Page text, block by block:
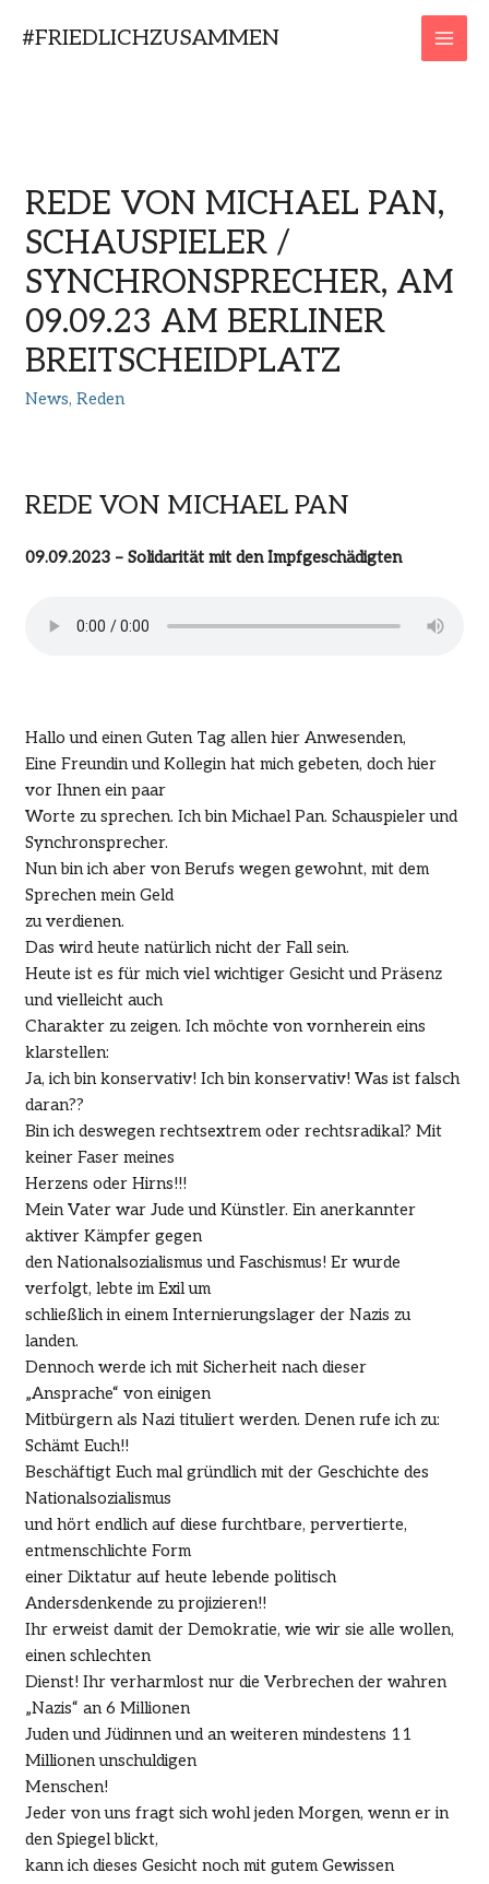
Inhalt#FRIEDLICHZUSAMMEN
REDE VON MICHAEL PAN,
SCHAUSPIELER /
SYNCHRONSPRECHER, AM
09.09.23 AM BERLINER
BREITSCHEIDPLATZ
News,Reden
REDE VON MICHAEL PAN
09.09.2023 – Solidarität mit den Impfgeschädigten
Hallo und einen Guten Tag allen hier Anwesenden,
Eine Freundin und Kollegin hat mich gebeten, doch hier
vor Ihnen ein paar
Worte zu sprechen. Ich bin Michael Pan. Schauspieler und
Synchronsprecher.
Nun bin ich aber von Berufs wegen gewohnt, mit dem
Sprechen mein Geld
zu verdienen.
Das wird heute natürlich nicht der Fall sein.
Heute ist es für mich viel wichtiger Gesicht und Präsenz
und vielleicht auch
Charakter zu zeigen. Ich möchte von vornherein eins
klarstellen:
Ja, ich bin konservativ! Ich bin konservativ! Was ist falsch
daran??
Bin ich deswegen rechtsextrem oder rechtsradikal? Mit
keiner Faser meines
Herzens oder Hirns!!!
Mein Vater war Jude und Künstler. Ein anerkannter
aktiver Kämpfer gegen
den Nationalsozialismus und Faschismus! Er wurde
verfolgt, lebte im Exil um
schließlich in einem Internierungslager der Nazis zu
landen.
Dennoch werde ich mit Sicherheit nach dieser
„Ansprache“ von einigen
Mitbürgern als Nazi tituliert werden. Denen rufe ich zu:
Schämt Euch!!
Beschäftigt Euch mal gründlich mit der Geschichte des
Nationalsozialismus
und hört endlich auf diese furchtbare, pervertierte,
entmenschlichte Form
einer Diktatur auf heute lebende politisch
Andersdenkende zu projizieren!!
Ihr erweist damit der Demokratie, wie wir sie alle wollen,
einen schlechten
Dienst! Ihr verharmlost nur die Verbrechen der wahren
„Nazis“ an 6 Millionen
Juden und Jüdinnen und an weiteren mindestens 11
Millionen unschuldigen
Menschen!
Jeder von uns fragt sich wohl jeden Morgen, wenn er in
den Spiegel blickt,
kann ich dieses Gesicht noch mit gutem Gewissen